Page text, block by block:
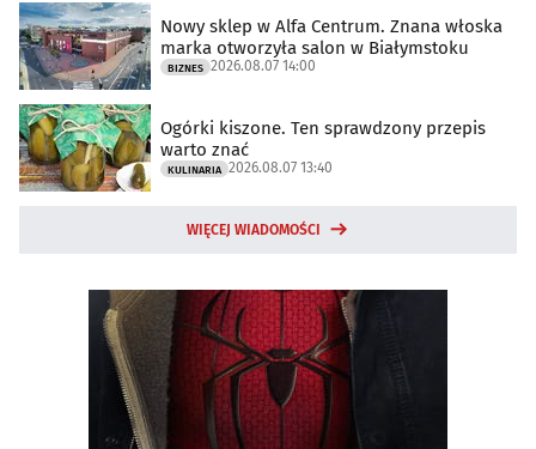
Nowy sklep w Alfa Centrum. Znana włoska
marka otworzyła salon w Białymstoku
BIZNES 2026.08.07 14:00
Ogórki kiszone. Ten sprawdzony przepis
warto znać
KULINARIA 2026.08.07 13:40
WIĘCEJ WIADOMOŚCI